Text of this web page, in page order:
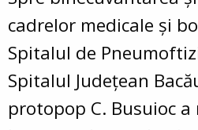
cadrelor medicale și
Spitalul de
Spitalul Județean
protopop C. Busuioc